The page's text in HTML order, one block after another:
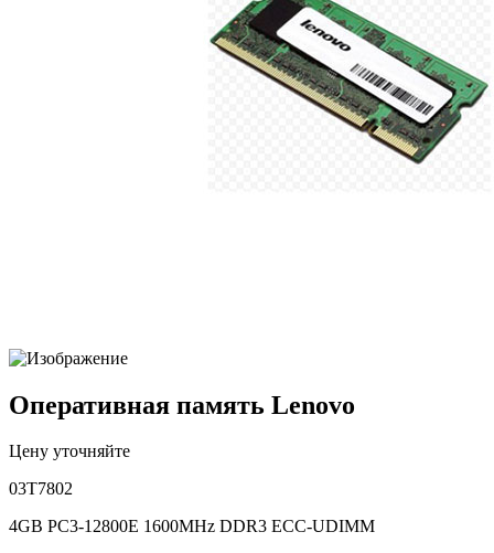
Оперативная память Lenovo
Цену уточняйте
03T7802
4GB PC3-12800E 1600MHz DDR3 ECC-UDIMM